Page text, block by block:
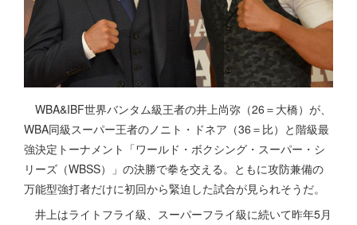
WBA&IBF世界バンタム級王者の井上尚弥（26＝大橋）が、
WBA同級スーパー王者のノニト・ドネア（36＝比）と階級最
強決定トーナメント「ワールド・ボクシング・スーパー・シ
リーズ（WBSS）」の決勝で拳を交える。ともに攻防兼備の
万能型強打者だけに初回から緊迫した試合が見られそうだ。
井上はライトフライ級、スーパーフライ級に続いて昨年5月